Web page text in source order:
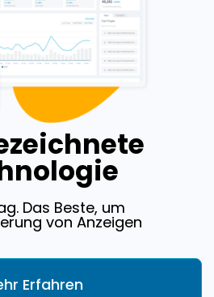
Das Beste, um
von Anzeigen
Erfahren